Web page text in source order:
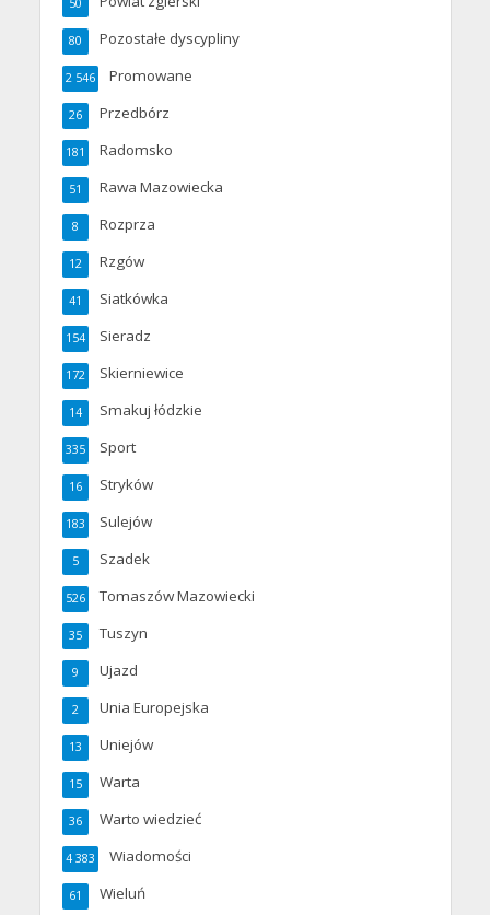
50
Pozostałe dyscypliny
80
Promowane
2 546
Przedbórz
26
Radomsko
181
Rawa Mazowiecka
51
Rozprza
8
Rzgów
12
Siatkówka
41
Sieradz
154
Skierniewice
172
Smakuj łódzkie
14
Sport
335
Stryków
16
Sulejów
183
Szadek
5
Tomaszów Mazowiecki
526
Tuszyn
35
Ujazd
9
Unia Europejska
2
Uniejów
13
Warta
15
Warto wiedzieć
36
Wiadomości
4 383
Wieluń
61